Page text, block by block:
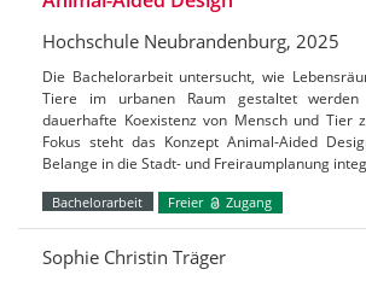
Hochschule Neubrandenburg, 2025
Die Bachelorarbeit untersucht, wie
Tiere im urbanen Raum gestaltet
dauerhafte Koexistenz von Mensch und Tier
Fokus steht das Konzept Animal-Aided
Belange in die Stadt- und Freiraumplanung
Bachelorarbeit Freier Zugang
Sophie Christin Träger